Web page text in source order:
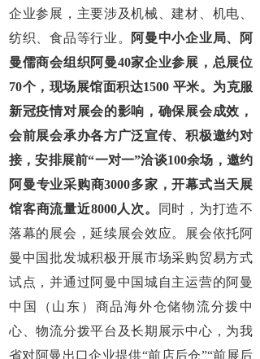
企业参展，主要涉及机械、建材、机电、
纺织、食品等行业。 阿曼中小企业局、阿
曼儒商会组织阿曼40家企业参展，总展位
70个，现场展馆面积达1500 平米。为克服
新冠疫情对展会的影响，确保展会成效，
会前展会承办各方广泛宣传、积极邀约对
接，安排展前“一对一”洽谈100余场，邀约
阿曼专业采购商3000多家，开幕式当天展
馆客商流量近8000人次。
同时，为打造不
落幕的展会，延续展会效应。展会依托阿
曼中国批发城积极开展市场采购贸易方式
试点，并通过阿曼中国城自主运营的阿曼
中国（山东）商品海外仓储物流分拨中
心、物流分拨平台及长期展示中心，为我
省对阿曼出口企业提供“前店后仓”“前展后